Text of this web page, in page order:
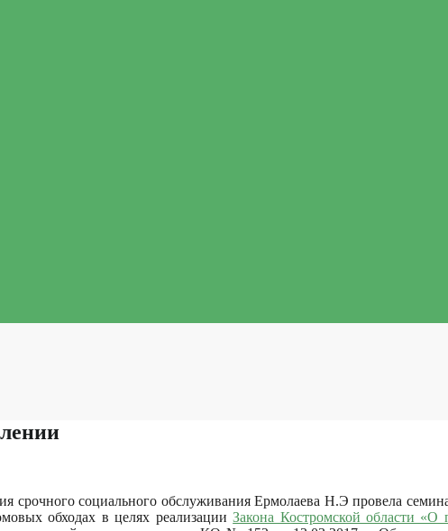
срочного социального обслуживания Ермолаева Н.Э провела
обходах в целях реализацииЗакона Костромской области «О